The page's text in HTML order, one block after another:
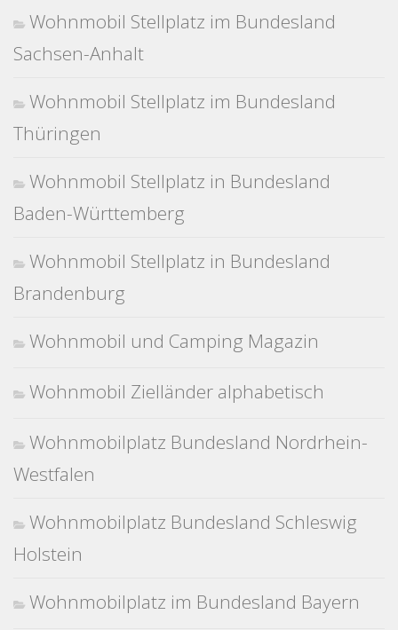
Wohnmobil Stellplatz im Bundesland
Sachsen-Anhalt
Wohnmobil Stellplatz im Bundesland
Thüringen
Wohnmobil Stellplatz in Bundesland
Baden-Württemberg
Wohnmobil Stellplatz in Bundesland
Brandenburg
Wohnmobil und Camping Magazin
Wohnmobil Zielländer alphabetisch
Wohnmobilplatz Bundesland Nordrhein-
Westfalen
Wohnmobilplatz Bundesland Schleswig
Holstein
Wohnmobilplatz im Bundesland Bayern